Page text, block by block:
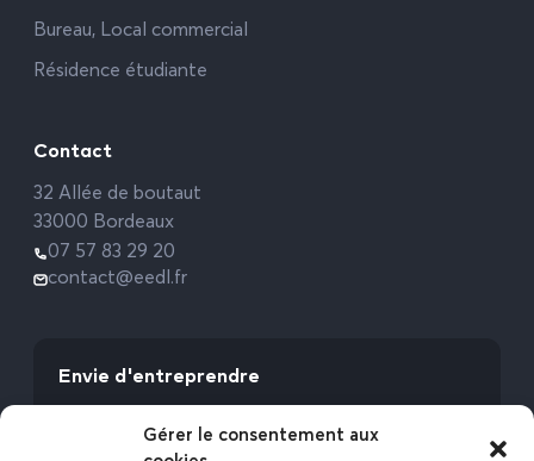
Gérer le consentement aux
Bureau, Local commercial
Résidence étudiante
Contact
32 Allée de boutaut
33000 Bordeaux
07 57 83 29 20
contact@eedl.fr
Envie d'entreprendre
avec l’Expert Etat des Lieux !